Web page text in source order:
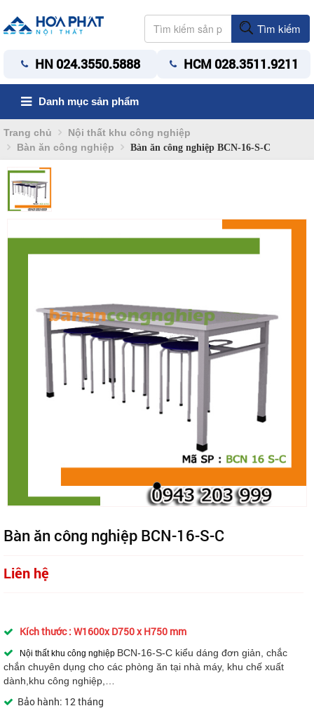
Tìm kiếm
HN 024.3550.5888 HCM 028.3511.9211
Danh mục sản phẩm
Trang chủ
Nội thất khu công nghiệp
Bàn ăn công nghiệp
Bàn ăn công nghiệp BCN-16-S-C
Bàn ăn công nghiệp BCN-16-S-C
Liên hệ
Kích thước : W1600x D750 x H750 mm
Nội thất khu công nghiệp BCN-16-S-C kiểu dáng đơn giản, chắc
chắn chuyên dụng cho các phòng ăn tại nhà máy, khu chế xuất
dành,khu công nghiệp,…
Bảo hành: 12 tháng